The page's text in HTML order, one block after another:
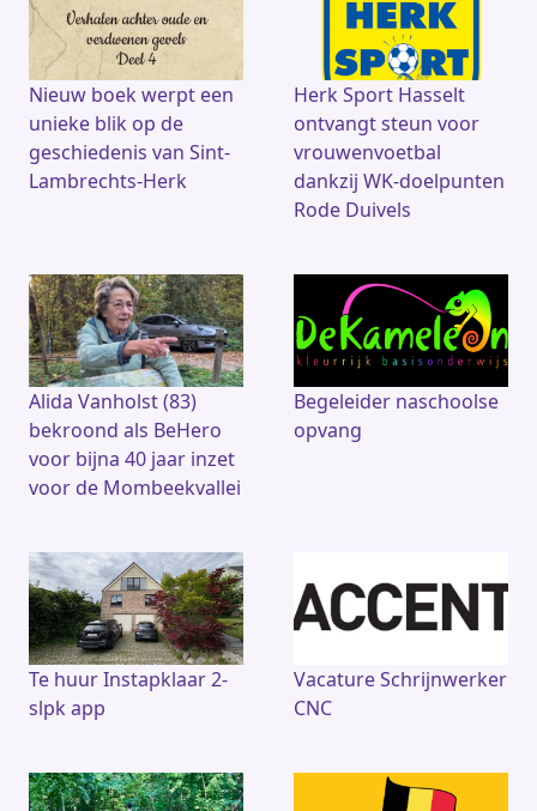
Nieuw boek werpt een
unieke blik op de
geschiedenis van Sint-
Lambrechts-Herk
Herk Sport Hasselt
ontvangt steun voor
vrouwenvoetbal
dankzij WK-doelpunten
Rode Duivels
Alida Vanholst (83)
bekroond als BeHero
voor bijna 40 jaar inzet
voor de Mombeekvallei
Begeleider naschoolse
opvang
Te huur Instapklaar 2-
slpk app
Vacature Schrijnwerker
CNC